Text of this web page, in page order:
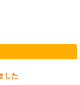
した